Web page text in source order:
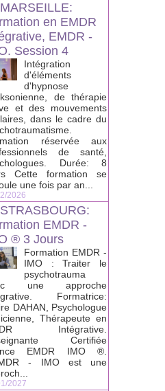
MARSEILLE:
en EMDR
EMDR -
Session 4
Intégration
d'éléments
d'hypnose
de thérapie
et des mouvements
dans le cadre du
réservée aux
de santé,
Durée: 8
Cette formation se
une fois par an...
2026
STRASBOURG:
EMDR -
® 3 Jours
Formation EMDR -
IMO : Traiter le
psychotrauma
une approche
Formatrice:
DAHAN, Psychologue
Thérapeute en
Intégrative.
Certifiée
EMDR IMO ®.
- IMO est une
2027